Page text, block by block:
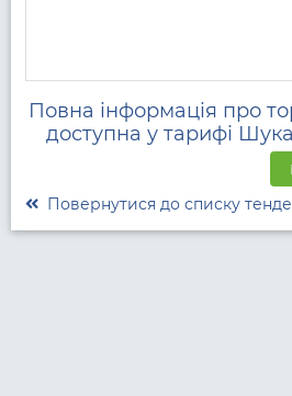
Повна інформація про
доступна у тарифі
Повернутися до списку